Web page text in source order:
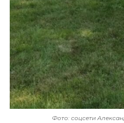
Фото: соцсети